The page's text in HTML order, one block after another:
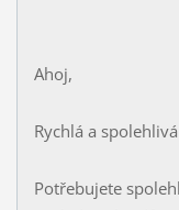
Ahoj,
Rychlá a
Potřebujete